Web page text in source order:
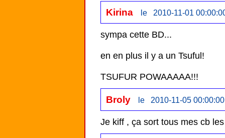
Kirina le 2010-11-01
sympa cette BD...
en en plus il y a un Tsuful!
TSUFUR POWAAAAA!!!
Broly le 2010-11-05 00:00:00
Je kiff , ça sort tous mes cb